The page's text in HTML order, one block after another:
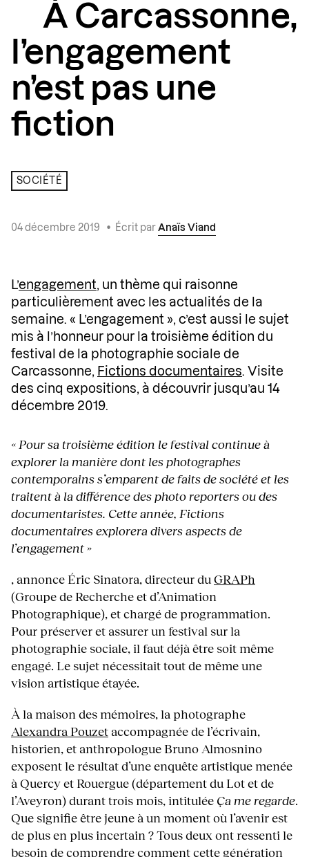
À Carcassonne,
l’engagement
n’est pas une
fiction
SOCIÉTÉ
04 décembre 2019 • Écrit par Anaïs Viand
L’engagement, un thème qui raisonne
particulièrement avec les actualités de la
semaine. « L’engagement », c’est aussi le sujet
mis à l’honneur pour la troisième édition du
festival de la photographie sociale de
Carcassonne, Fictions documentaires. Visite
des cinq expositions, à découvrir jusqu’au 14
décembre 2019.
« Pour sa troisième édition le festival continue à
explorer la manière dont les photographes
contemporains s’emparent de faits de société et les
traitent à la différence des photo reporters ou des
documentaristes. Cette année, Fictions
documentaires explorera divers aspects de
l’engagement »
, annonce Éric Sinatora, directeur duGRAPh
(Groupe de Recherche et d’Animation
Photographique), et chargé de programmation.
Pour préserver et assurer un festival sur la
photographie sociale, il faut déjà être soit même
engagé. Le sujet nécessitait tout de même une
vision artistique étayée.
À la maison des mémoires, la photographe
Alexandra Pouzet accompagnée de l’écrivain,
historien, et anthropologue Bruno Almosnino
exposent le résultat d’une enquête artistique menée
à Quercy et Rouergue (département du Lot et de
l’Aveyron) durant trois mois, intitulée Ça me regarde.
Que signifie être jeune à un moment où l’avenir est
de plus en plus incertain ? Tous deux ont ressenti le
besoin de comprendre comment cette génération